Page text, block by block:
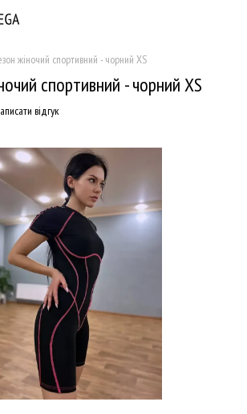
жіночий спортивний - чорний XS
спортивний - чорний XS
відгук